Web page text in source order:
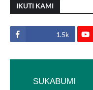
IKUTI KAMI
1.5k
SUKABUMI